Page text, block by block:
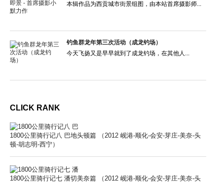
本辑作品为西贡城市街景组图，由本站首席摄影师...
钓鱼群龙年第三次活动（成龙钓场）
今天飞扬又是早早就到了成龙钓场，在其他人...
CLICK RANK
1800公里骑行记八 巴地头顿篇 （2012 岘港-顺化-会安-芽庄-美奈-头
顿-胡志明-西宁）
1800公里骑行记七 潘切美奈篇 （2012 岘港-顺化-会安-芽庄-美奈-头